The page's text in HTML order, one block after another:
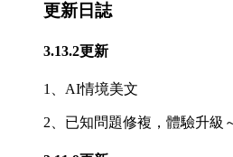
更新日誌
3.13.2更新
1、AI情境美文
2、已知問題修複，體驗升級